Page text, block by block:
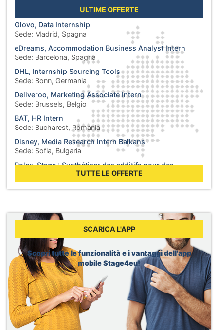
ULTIME OFFERTE
Glovo, Data Internship
Sede: Madrid, Spagna
eDreams, Accommodation Business Analyst Intern
Sede: Barcelona, Spagna
DHL, Internship Sourcing Tools
Sede: Bonn, Germania
Deliveroo, Marketing Associate Intern
Sede: Brussels, Belgio
BAT, HR Intern
Sede: Bucharest, Romania
Disney, Media Research Intern Balkans
Sede: Sofia, Bulgaria
Rolex, Stage : Synthétiser des additifs pour des
Sede: Biel, Svizzera
WHO, Internship - Nutrition and Food Safety
Geneva, Svizzera
Dior, Merchandising Intern
Sede: Brussels, Belgio
TUTTE LE OFFERTE
SCARICA L'APP
Scopri tutte le funzionalità e i vantaggi dell'app
mobile Stage4eu!